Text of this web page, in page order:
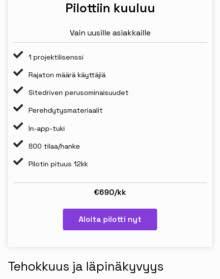
Pilottiin kuuluu
Vain uusille asiakkaille
1 projektilisenssi
Rajaton määrä käyttäjiä
Sitedriven perusominaisuudet
Perehdytysmateriaalit
In-app-tuki
800 tilaa/hanke
Pilotin pituus 12kk
€690/kk
Aloita pilotti nyt
Tehokkuus ja läpinäkyvyys